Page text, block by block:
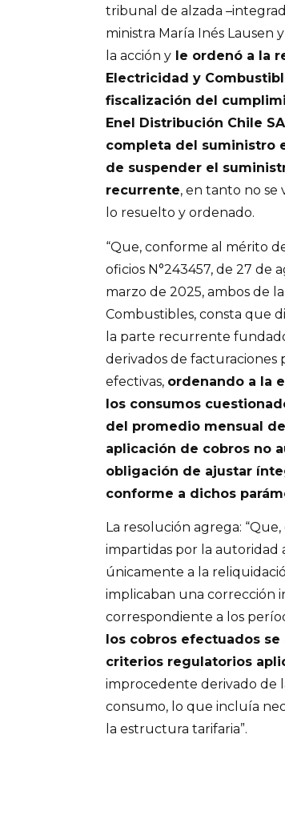
tribunal de alzada
ministra María Inés Lausen
la acción y le ordenó a la
Electricidad y
fiscalización del
Enel Distribución Chile
completa del suministro
de suspender el
recurrente, en tanto no
lo resuelto y ordenado.
“Que, conforme al mérito
oficios N°243457, de 27 de
marzo de 2025, ambos de
Combustibles, consta que
la parte recurrente
derivados de facturaciones
efectivas, ordenando a la
los consumos
del promedio mensual
aplicación de cobros no
obligación de ajustar
conforme a dichos
La resolución agrega:
impartidas por la autoridad
únicamente a la
implicaban una corrección
correspondiente a los
los cobros efectuados
criterios regulatorios
improcedente derivado de
consumo, lo que incluía
la estructura tarifaria”.